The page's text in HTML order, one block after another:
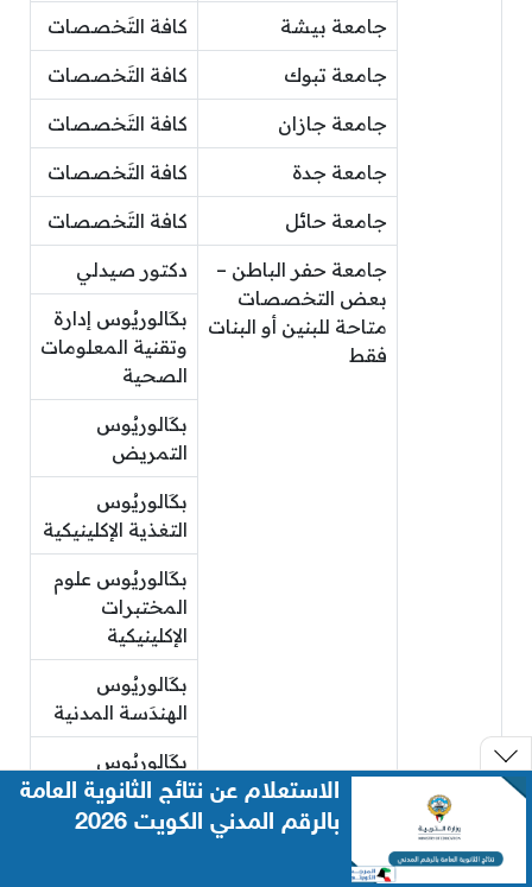
جامعة بيشة كافة التَخصصات
جامعة تبوك كافة التَخصصات
جامعة جازان كافة التَخصصات
جامعة جدة كافة التَخصصات
جامعة حائل كافة التَخصصات
جامعة حفر الباطن –
بعض التخصصات
متاحة للبنين أو البنات
فقط
دكتور صيدلي
بكَالوريُوس إدارة
وتقنية المعلومات
الصحية
بكَالوريُوس
التمريض
بكَالوريُوس
التغذية الإكلينيكية
بكَالوريُوس علوم
المختبرات
الإكلينيكية
بكَالوريُوس
الهندَسة المدنية
بكَالوريُوس
الهندَسة
الكيميائية
الاستعلام عن نتائج الثانوية العامة
بالرقم المدني الكويت 2026